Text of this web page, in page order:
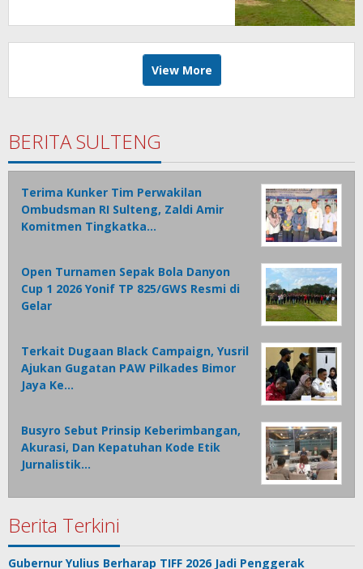
View More
BERITA SULTENG
Terima Kunker Tim Perwakilan
Ombudsman RI Sulteng, Zaldi Amir
Komitmen Tingkatka…
Open Turnamen Sepak Bola Danyon
Cup 1 2026 Yonif TP 825/GWS Resmi di
Gelar
Terkait Dugaan Black Campaign, Yusril
Ajukan Gugatan PAW Pilkades Bimor
Jaya Ke…
Busyro Sebut Prinsip Keberimbangan,
Akurasi, Dan Kepatuhan Kode Etik
Jurnalistik…
Berita Terkini
Gubernur Yulius Berharap TIFF 2026 Jadi Penggerak